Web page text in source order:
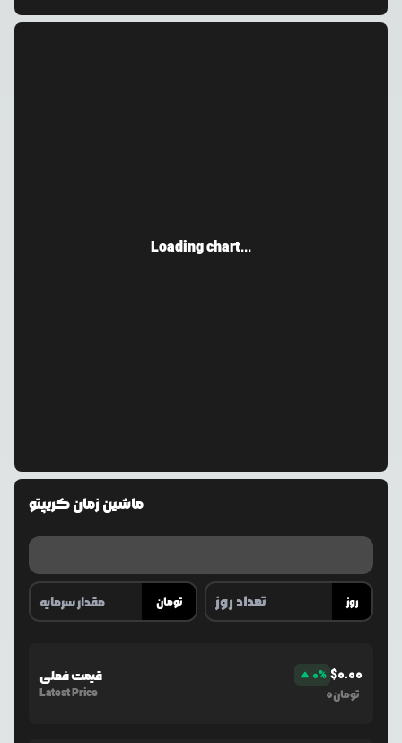
Loading chart...
ماشین زمان کریپتو
تومان روز
قیمت فعلی
Latest Price
0% $0.00
0تومان